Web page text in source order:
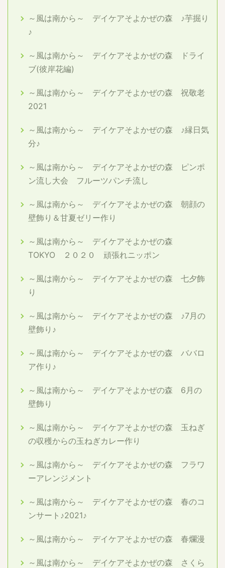
～風は南から～ デイケアそよかぜの森 ♪芋掘り
♪
～風は南から～ デイケアそよかぜの森 ドライ
ブ(彼岸花編)
～風は南から～ デイケアそよかぜの森 祝敬老
2021
～風は南から～ デイケアそよかぜの森 ♪縁日気
分♪
～風は南から～ デイケアそよかぜの森 ピンポ
ン流し大会 フルーツパンチ流し
～風は南から～ デイケアそよかぜの森 朝顔の
壁飾り＆甘夏ゼリー作り
～風は南から～ デイケアそよかぜの森
TOKYO ２０２０ 頑張れニッポン
～風は南から～ デイケアそよかぜの森 七夕飾
り
～風は南から～ デイケアそよかぜの森 ♪7月の
壁飾り♪
～風は南から～ デイケアそよかぜの森 ババロ
ア作り♪
～風は南から～ デイケアそよかぜの森 6月の
壁飾り
～風は南から～ デイケアそよかぜの森 玉ねぎ
の収穫からの玉ねぎカレー作り
～風は南から～ デイケアそよかぜの森 フラワ
ーアレンジメント
～風は南から～ デイケアそよかぜの森 春のコ
ンサート♪2021♪
～風は南から～ デイケアそよかぜの森 春爛漫
～風は南から～ デイケアそよかぜの森 さくら